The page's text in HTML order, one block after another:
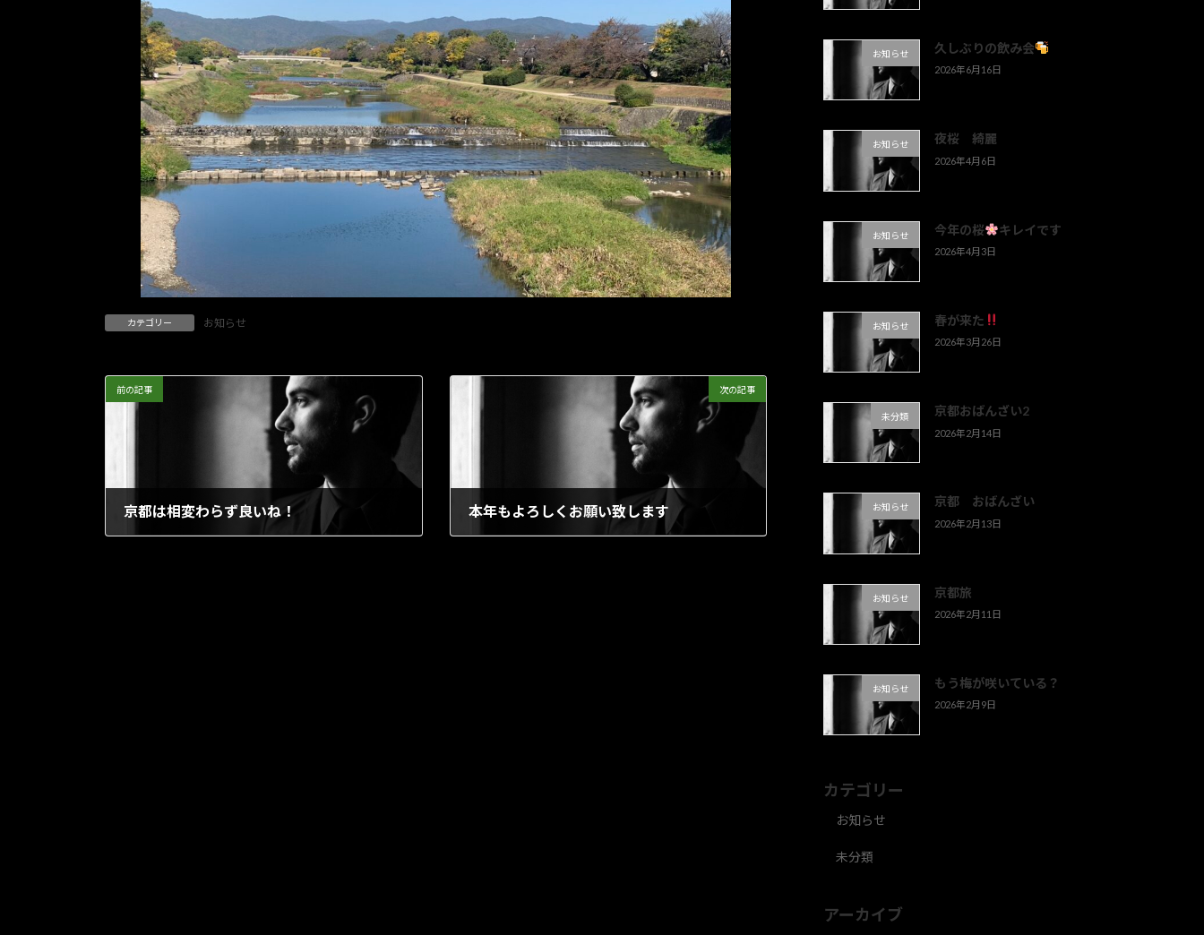
カテゴリー お知らせ
前の記事
京都は相変わらず良いね！
次の記事
本年もよろしくお願い致します
お知らせ 久しぶりの飲み会
2026年6月16日
お知らせ 夜桜 綺麗
2026年4月6日
お知らせ 今年の桜 キレイです
2026年4月3日
お知らせ 春が来た
2026年3月26日
未分類 京都おばんざい2
2026年2月14日
お知らせ 京都 おばんざい
2026年2月13日
お知らせ 京都旅
2026年2月11日
お知らせ もう梅が咲いている？
2026年2月9日
カテゴリー
お知らせ
未分類
アーカイブ